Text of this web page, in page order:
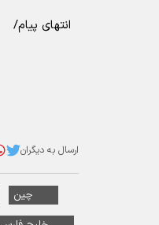
انتهای پیام/
ارسال به دیگران
چین